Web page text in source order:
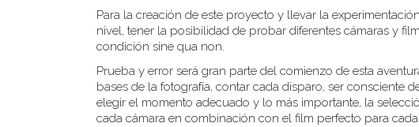
Para la creación de este proyecto y llevar la
nivel, tener la posibilidad de probar diferentes cámaras y
condición sine qua non.
Prueba y error será gran parte del comienzo de esta
bases de la fotografía, contar cada disparo, ser consciente
elegir el momento adecuado y lo más importante, la
cada cámara en combinación con el film perfecto para cada